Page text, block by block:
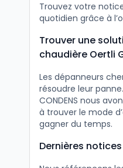
Trouvez votre
quotidien grâce à
Trouver une
chaudière Oertli
Les dépanneurs
résoudre leur
CONDENS nous
à trouver le mode
gagner du temps.
Dernières notices